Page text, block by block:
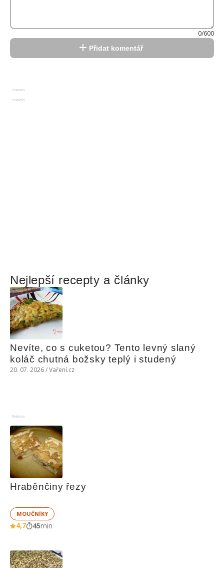
0/600
Přidat komentář
Reklama
Reklama
Nejlepší recepty a články
Nevíte, co s cuketou? Tento levný slaný
koláč chutná božsky teplý i studený
20. 07. 2026 / Vaření.cz
Reklama
Hraběnčiny řezy
MOUČNÍKY
4,7 45min